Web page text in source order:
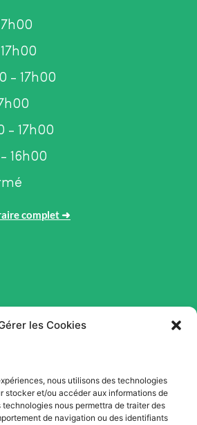
les Cookies
nous utilisons des technologies
stocker et/ou accéder aux informations de
nous permettra de traiter des
de navigation ou des identifiants
- 17h00
- 17h00
16h00
complet ➜